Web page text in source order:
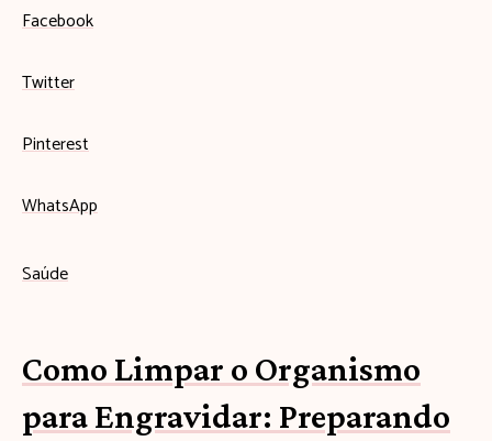
Facebook
Twitter
Pinterest
WhatsApp
Saúde
Como Limpar o Organismo
para Engravidar: Preparando